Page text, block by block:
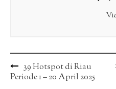
Post
navigation
39 Hotspot di Riau
Periode 1 – 20 April 2025